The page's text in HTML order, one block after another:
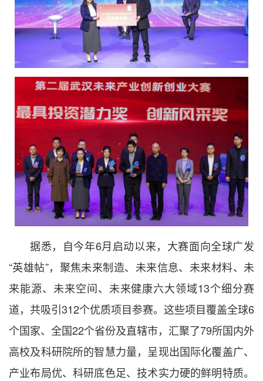
据悉，自今年6月启动以来，大赛面向全球广发
“英雄帖”，聚焦未来制造、未来信息、未来材料、未
来能源、未来空间、未来健康六大领域13个细分赛
道，共吸引312个优质项目参赛。这些项目覆盖全球6
个国家、全国22个省份及直辖市，汇聚了79所国内外
高校及科研院所的智慧力量，呈现出国际化覆盖广、
产业布局优、科研底色足、技术实力硬的鲜明特质。